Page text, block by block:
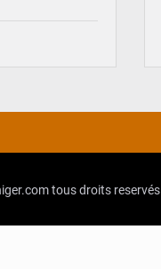
tous droits reservés